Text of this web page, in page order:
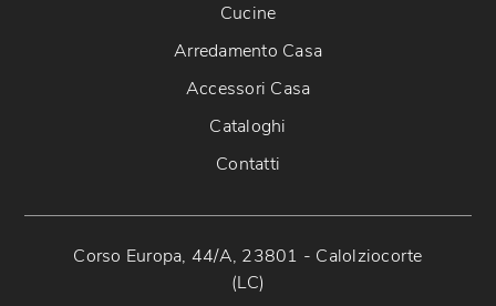
Cucine
Arredamento Casa
Accessori Casa
Cataloghi
Contatti
Corso Europa, 44/A, 23801 - Calolziocorte
(LC)